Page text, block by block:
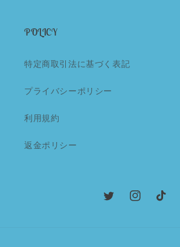
POLICY
特定商取引法に基づく表記
プライバシーポリシー
利用規約
返金ポリシー
TwitterInstagramTikTok